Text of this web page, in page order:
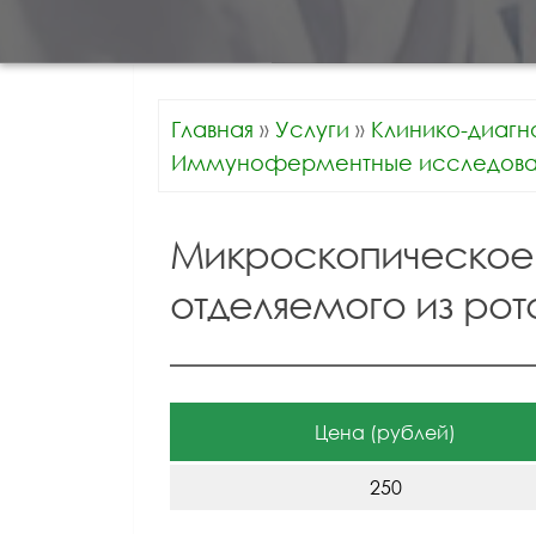
Главная » Услуги » Клинико-
Иммуноферментные
отделяемого из
Цена (рублей)
250